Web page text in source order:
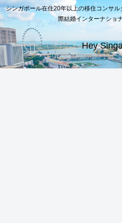
シンガポール在住20年以上の移住コンサ
際結婚インターナショ
Hey